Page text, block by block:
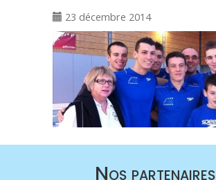
23 décembre 2014
Nos partenaires